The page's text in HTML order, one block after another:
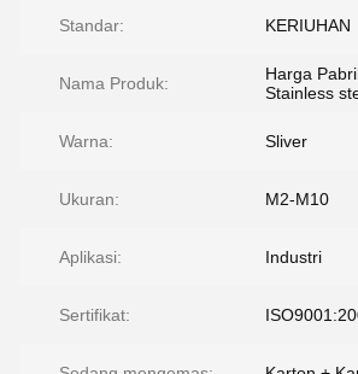
Standar: KERIUHAN
Nama Produk:
Harga
Stainless
Warna: Sliver
Ukuran: M2-M10
Aplikasi: Industri
Sertifikat: